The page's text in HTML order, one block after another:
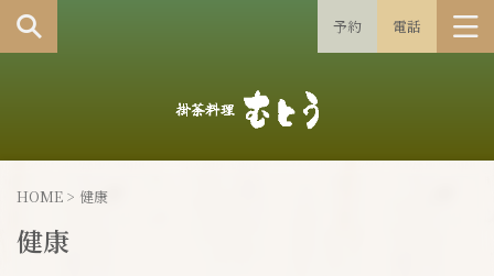
予約 電話
HOME > 健康
健康